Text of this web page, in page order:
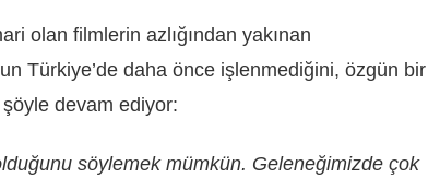
olan filmlerin azlığından yakınan
Türkiye’de daha önce işlenmediğini, özgün bir
devam ediyor:
söylemek mümkün. Geleneğimizde çok